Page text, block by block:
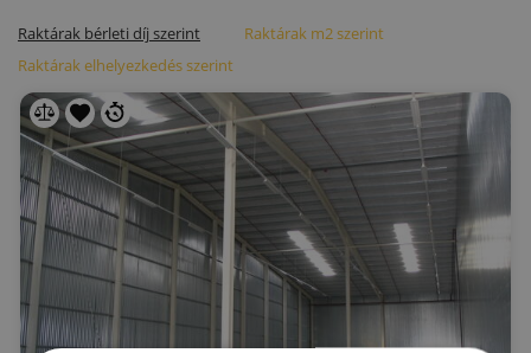
Raktárak bérleti díj szerint
Raktárak m2 szerint
Raktárak elhelyezkedés szerint